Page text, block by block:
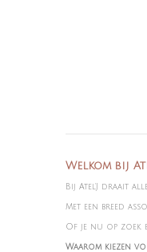
Welkom bij
Bij Atel'J draait
Met een breed
Of je nu op zoek
Waarom kiezen